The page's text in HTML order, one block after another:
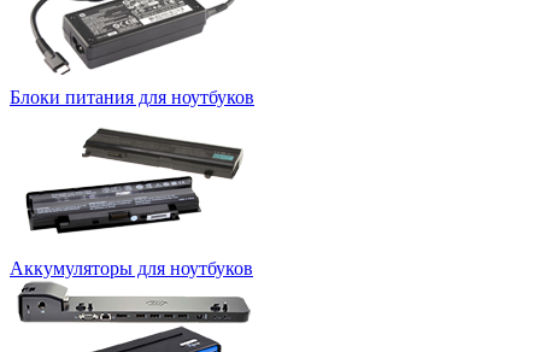
Блоки питания для ноутбуков
Аккумуляторы для ноутбуков